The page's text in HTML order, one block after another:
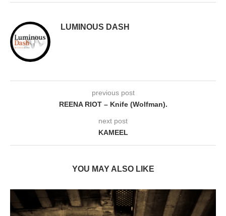
LUMINOUS DASH
previous post
REENA RIOT – Knife (Wolfman).
next post
KAMEEL
YOU MAY ALSO LIKE